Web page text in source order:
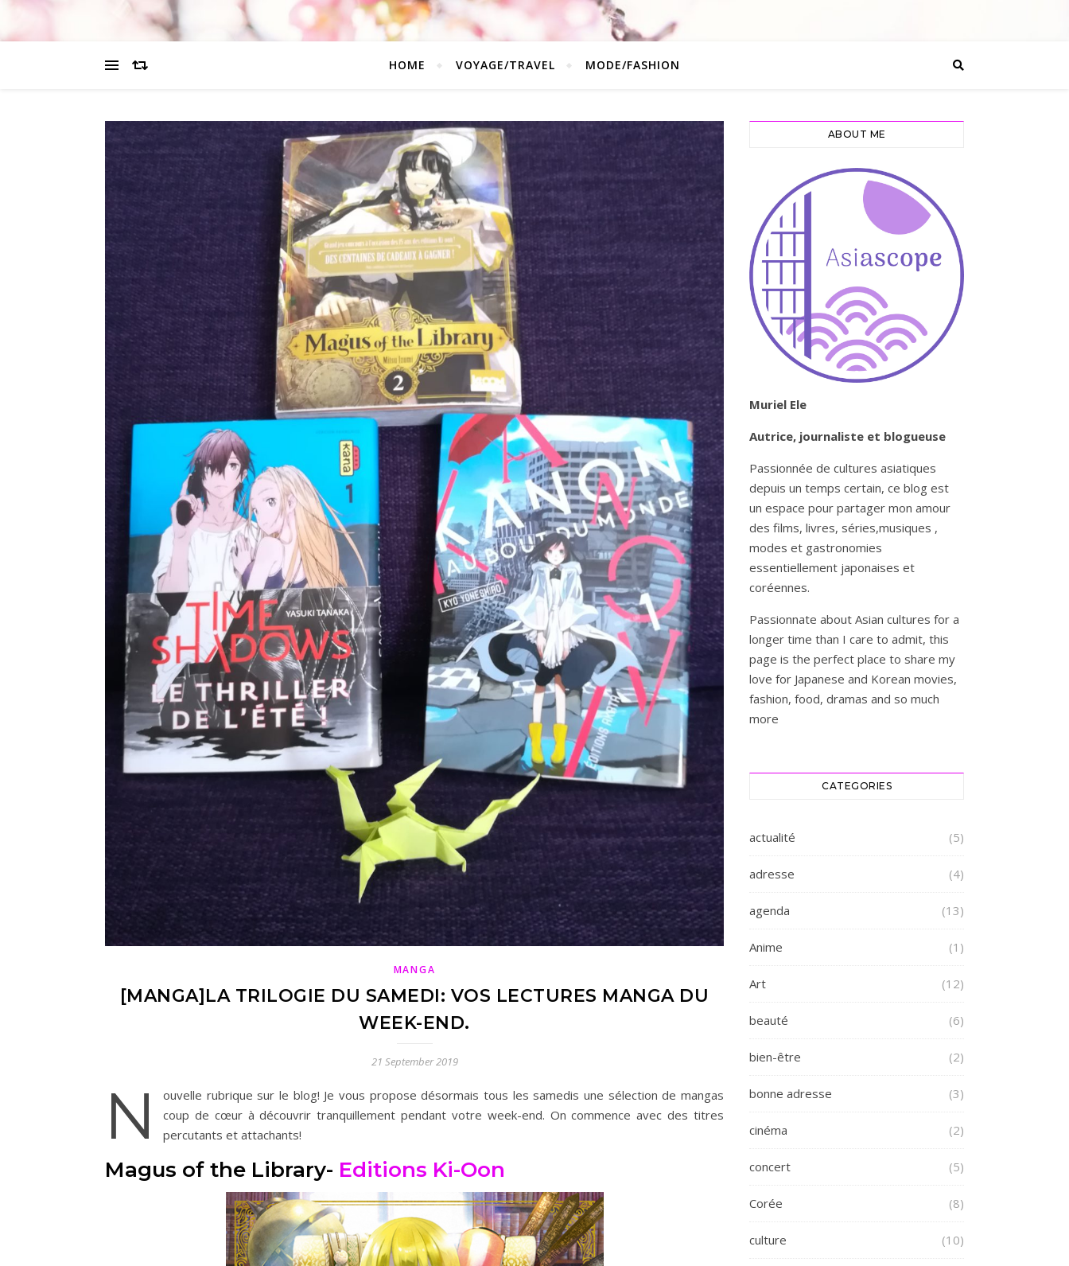
HOME VOYAGE/TRAVEL MODE/FASHION
MANGA
[MANGA]LA TRILOGIE DU SAMEDI: VOS LECTURES MANGA DU
WEEK-END.
21 September 2019
N
ouvelle rubrique sur le blog! Je vous propose désormais tous les samedis une sélection de mangas
coup de cœur à découvrir tranquillement pendant votre week-end. On commence avec des titres
percutants et attachants!
Magus of the Library- Editions Ki-Oon
ABOUT ME
Muriel Ele
Autrice, journaliste et blogueuse
Passionnée de cultures asiatiques
depuis un temps certain, ce blog est
un espace pour partager mon amour
des films, livres, séries,musiques ,
modes et gastronomies
essentiellement japonaises et
coréennes.
Passionnate about Asian cultures for a
longer time than I care to admit, this
page is the perfect place to share my
love for Japanese and Korean movies,
fashion, food, dramas and so much
more
CATEGORIES
actualité (5)
adresse (4)
agenda (13)
Anime (1)
Art (12)
beauté (6)
bien-être (2)
bonne adresse (3)
cinéma (2)
concert (5)
Corée (8)
culture (10)